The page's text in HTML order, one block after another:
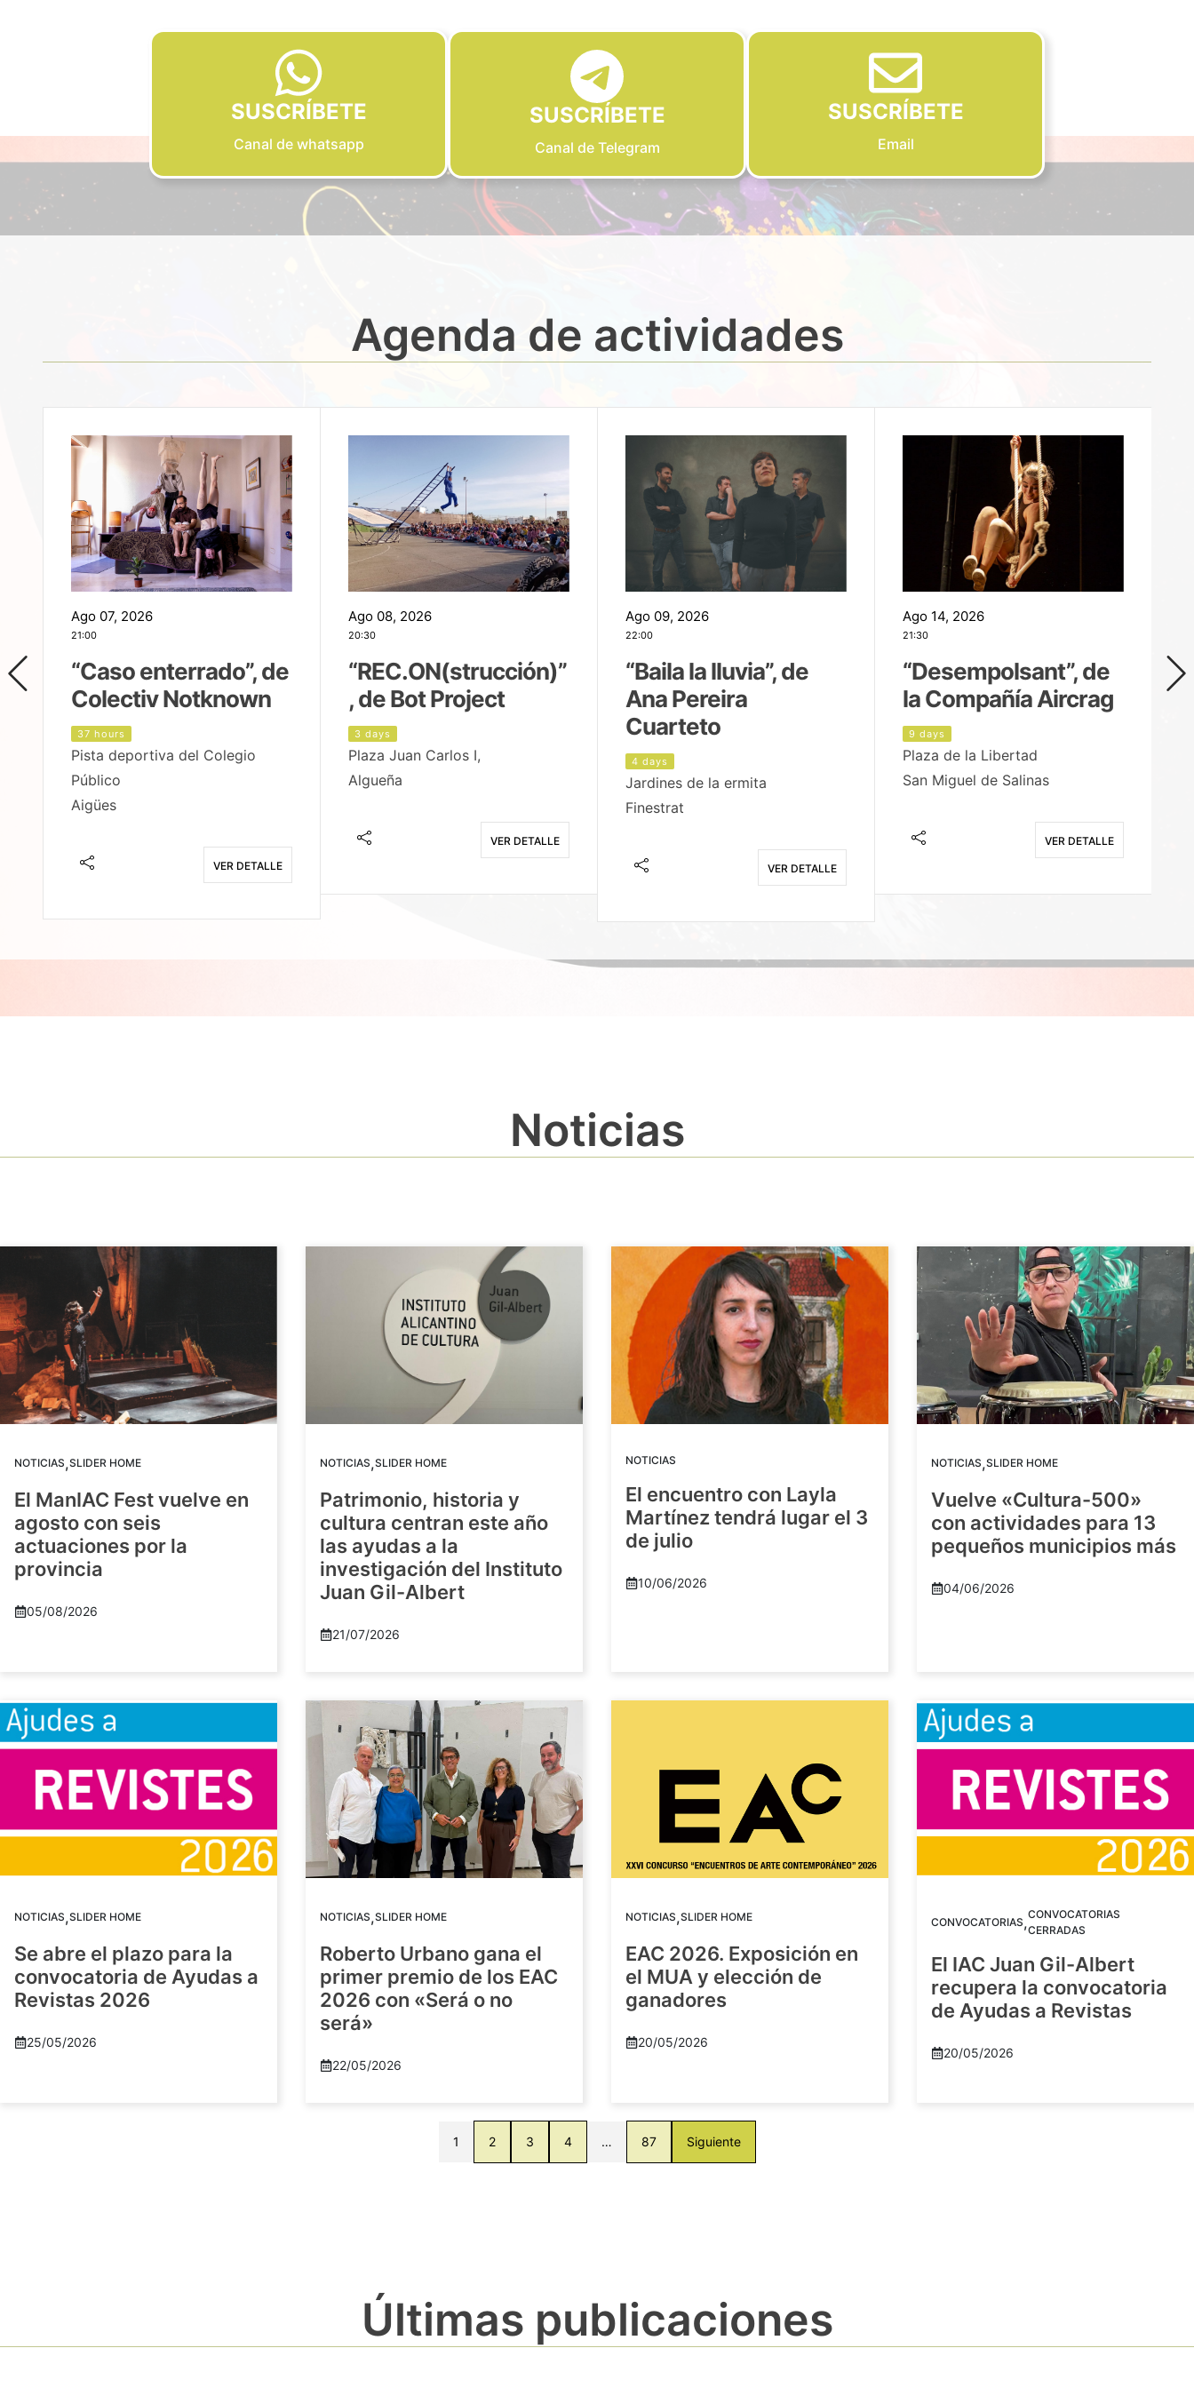
SUSCRÍBETE
Canal de whatsapp
SUSCRÍBETE
Canal de Telegram
SUSCRÍBETE
Email
Agenda de actividades
Ago 07, 2026
21:00
“Caso enterrado”, de
Colectiv Notknown
37 hours
Pista deportiva del Colegio
Público
Aigües
VER DETALLE
Ago 08, 2026
20:30
“REC.ON(strucción)”
, de Bot Project
3 days
Plaza Juan Carlos I,
Algueña
VER DETALLE
Ago 09, 2026
22:00
“Baila la lluvia”, de
Ana Pereira
Cuarteto
4 days
Jardines de la ermita
Finestrat
VER DETALLE
Ago 14, 2026
21:30
“Desempolsant”, de
la Compañía Aircrag
9 days
Plaza de la Libertad
San Miguel de Salinas
VER DETALLE
Noticias
NOTICIAS,SLIDER HOME
El ManIAC Fest vuelve en
agosto con seis
actuaciones por la
provincia
05/08/2026
NOTICIAS,SLIDER HOME
Patrimonio, historia y
cultura centran este año
las ayudas a la
investigación del Instituto
Juan Gil-Albert
21/07/2026
NOTICIAS
El encuentro con Layla
Martínez tendrá lugar el 3
de julio
10/06/2026
NOTICIAS,SLIDER HOME
Vuelve «Cultura-500»
con actividades para 13
pequeños municipios más
04/06/2026
NOTICIAS,SLIDER HOME
Se abre el plazo para la
convocatoria de Ayudas a
Revistas 2026
25/05/2026
NOTICIAS,SLIDER HOME
Roberto Urbano gana el
primer premio de los EAC
2026 con «Será o no
será»
22/05/2026
NOTICIAS,SLIDER HOME
EAC 2026. Exposición en
el MUA y elección de
ganadores
20/05/2026
CONVOCATORIAS,CONVOCATORIAS
CERRADAS
El IAC Juan Gil-Albert
recupera la convocatoria
de Ayudas a Revistas
20/05/2026
1 2 3 4 … 87 Siguiente
Últimas publicaciones